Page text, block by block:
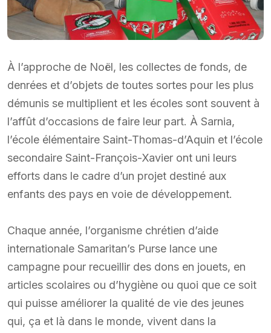
À l’approche de Noël, les collectes de fonds, de
denrées et d’objets de toutes sortes pour les plus
démunis se multiplient et les écoles sont souvent à
l’affût d’occasions de faire leur part. À Sarnia,
l’école élémentaire Saint-Thomas-d’Aquin et l’école
secondaire Saint-François-Xavier ont uni leurs
efforts dans le cadre d’un projet destiné aux
enfants des pays en voie de développement.
Chaque année, l’organisme chrétien d’aide
internationale Samaritan’s Purse lance une
campagne pour recueillir des dons en jouets, en
articles scolaires ou d’hygiène ou quoi que ce soit
qui puisse améliorer la qualité de vie des jeunes
qui, ça et là dans le monde, vivent dans la